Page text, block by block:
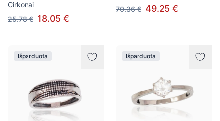
Cirkonai
25.78 € 18.05 €
70.36 € 49.25 €
Išparduota Išparduota